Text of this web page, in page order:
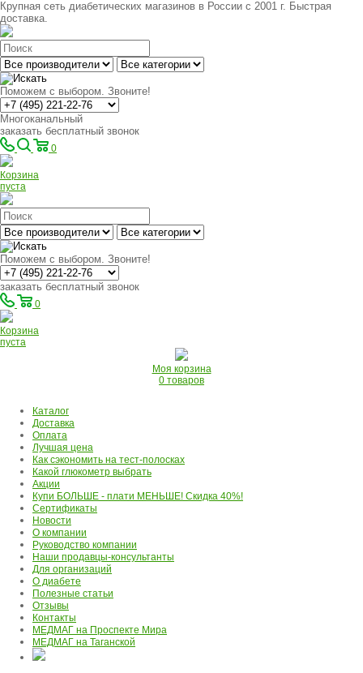
Крупная сеть диабетических магазинов в России с 2001 г. Быстрая
доставка.
Поможем с выбором. Звоните!
Многоканальный
заказать бесплатный звонок
0
Корзина
пуста
Поможем с выбором. Звоните!
заказать бесплатный звонок
0
Корзина
пуста
Моя корзина
0 товаров
Каталог
Доставка
Оплата
Лучшая цена
Как сэкономить на тест-полосках
Какой глюкометр выбрать
Акции
Купи БОЛЬШЕ - плати МЕНЬШЕ! Скидка 40%!
Сертификаты
Новости
О компании
Руководство компании
Наши продавцы-консультанты
Для организаций
О диабете
Полезные статьи
Отзывы
Контакты
МЕДМАГ на Проспекте Мира
МЕДМАГ на Таганской